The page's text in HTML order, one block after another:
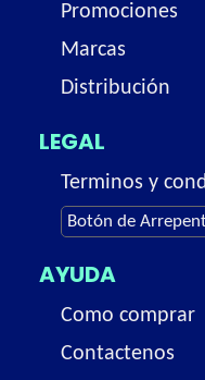
Promociones
Marcas
Distribución
LEGAL
Terminos y
Botón de
AYUDA
Como comprar
Contactenos